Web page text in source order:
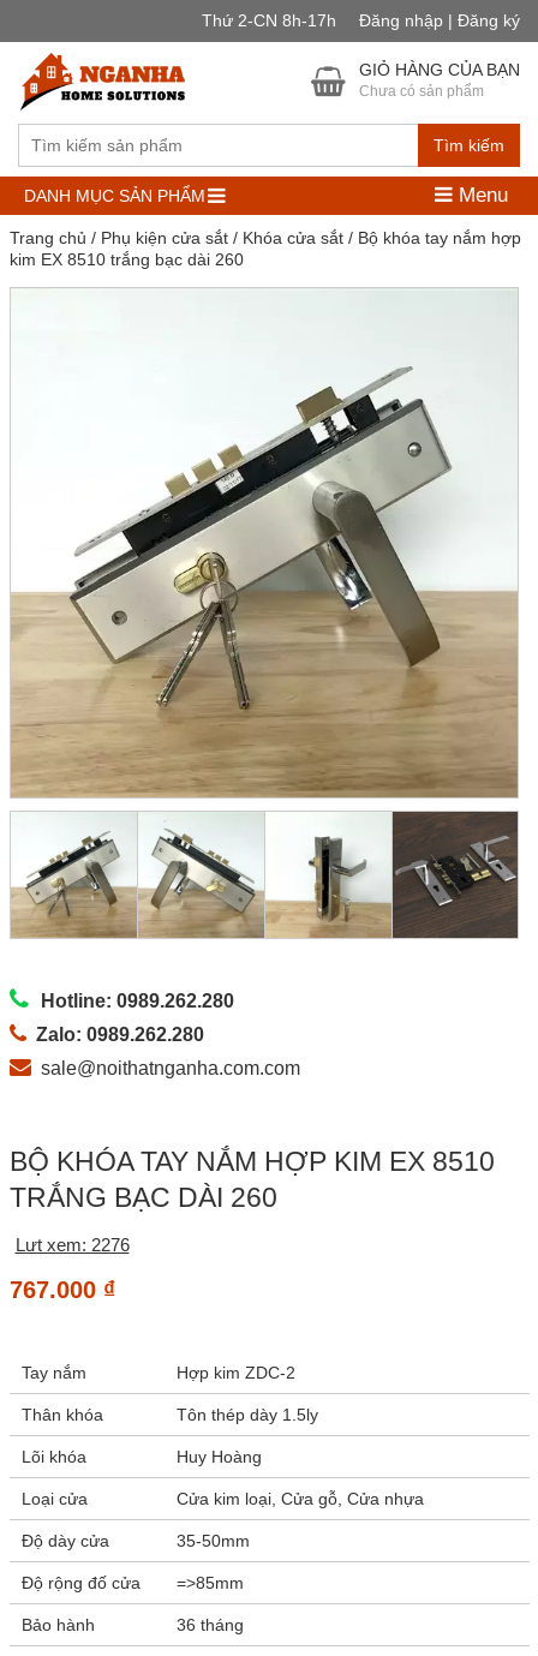
Thứ 2-CN 8h-17h Đăng nhập | Đăng ký
Tìm kiếm
GIỎ HÀNG CỦA BẠN
Chưa có sản phẩm
DANH MỤC SẢN PHẨM Menu
Trang chủ / Phụ kiện cửa sắt/ Khóa cửa sắt/ Bộ khóa tay nắm hợp
kim EX 8510 trắng bạc dài 260
Hotline: 0989.262.280
Zalo: 0989.262.280
sale@noithatnganha.com.com
BỘ KHÓA TAY NẮM HỢP KIM EX 8510
TRẮNG BẠC DÀI 260
Lưt xem: 2276
767.000 ₫
Tay nắm Hợp kim ZDC-2
Thân khóa Tôn thép dày 1.5ly
Lõi khóa Huy Hoàng
Loại cửa Cửa kim loại, Cửa gỗ, Cửa nhựa
Độ dày cửa 35-50mm
Độ rộng đố cửa =>85mm
Bảo hành 36 tháng